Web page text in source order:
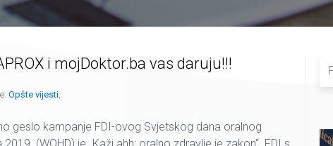
i mojDoktor.ba vas daruju!!!
Opšte vijesti,
geslo kampanje FDI-ovog Svjetskog dana oralnog